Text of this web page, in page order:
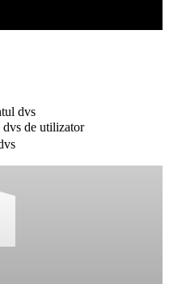
dvs
dvs de utilizator